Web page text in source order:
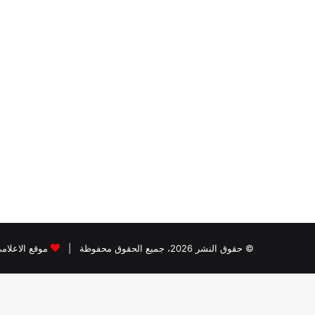
© حقوق النشر 2026، جميع الحقوق محفوظة | موقع